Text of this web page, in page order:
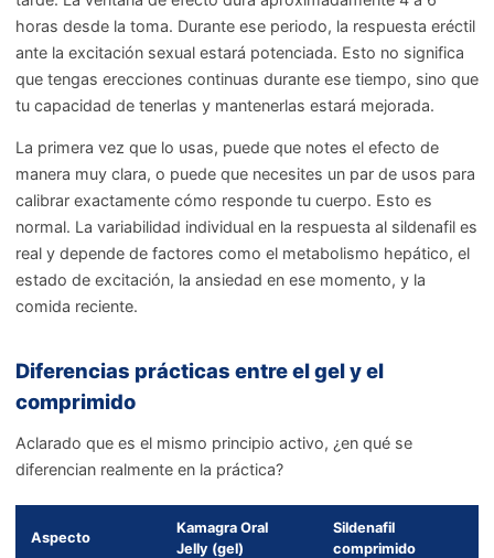
horas desde la toma. Durante ese periodo, la respuesta eréctil
ante la excitación sexual estará potenciada. Esto no significa
que tengas erecciones continuas durante ese tiempo, sino que
tu capacidad de tenerlas y mantenerlas estará mejorada.
La primera vez que lo usas, puede que notes el efecto de
manera muy clara, o puede que necesites un par de usos para
calibrar exactamente cómo responde tu cuerpo. Esto es
normal. La variabilidad individual en la respuesta al sildenafil es
real y depende de factores como el metabolismo hepático, el
estado de excitación, la ansiedad en ese momento, y la
comida reciente.
Diferencias prácticas entre el gel y el
comprimido
Aclarado que es el mismo principio activo, ¿en qué se
diferencian realmente en la práctica?
Aspecto
Kamagra Oral
Jelly (gel)
Sildenafil
comprimido